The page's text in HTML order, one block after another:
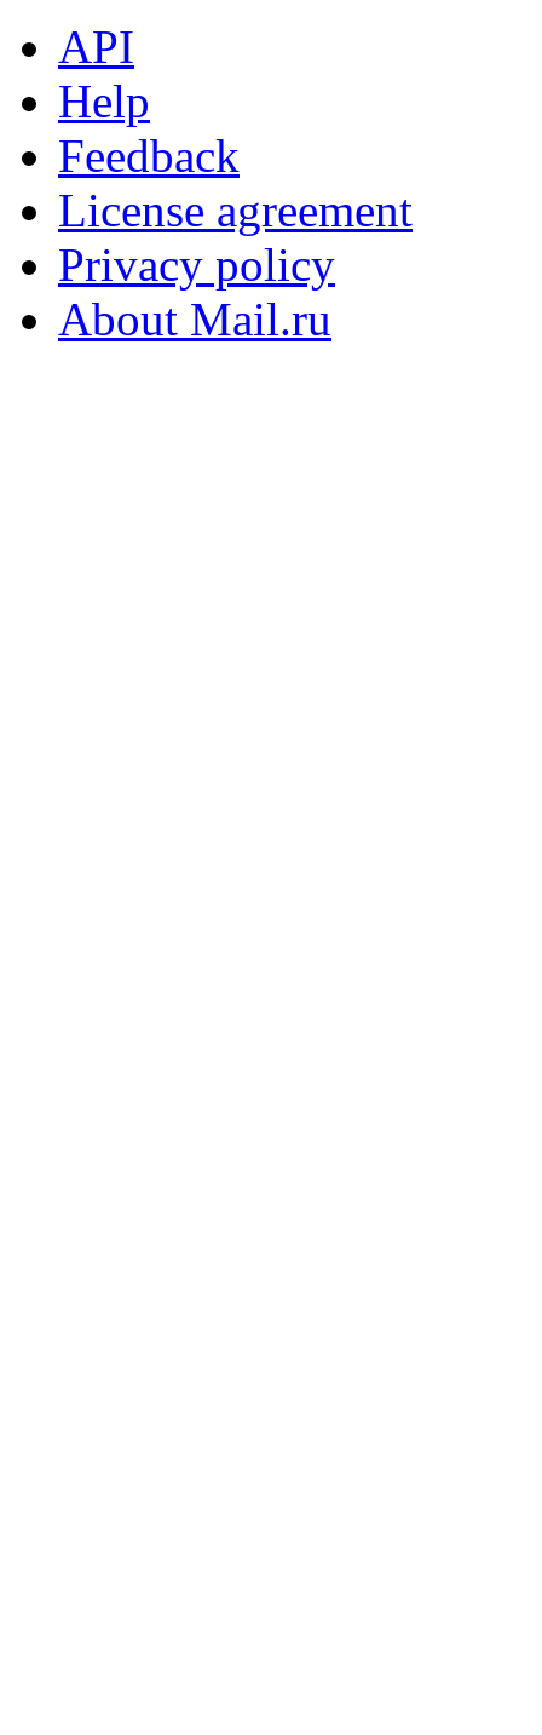
API
Help
Feedback
License agreement
Privacy policy
About Mail.ru